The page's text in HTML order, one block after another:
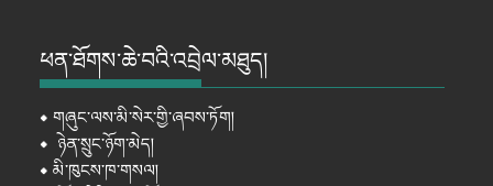
ཕན་ཐོགས་ཆེ་བའི་འབྲེལ་མཐུད།
⦁གཞུང་ལས་མི་སེར་གྱི་ཞབས་ཏོག།
⦁ ཉེན་སྲུང་ཉོག་མེད།
⦁ མི་ཁུངས་ཁ་གསལ།